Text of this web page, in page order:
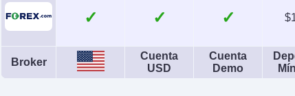
Trading Automatizado
Expert Advisors (EAs) on
MetaTrader
✓ ✓
Broker
Cuenta
USD
Cuenta
Demo